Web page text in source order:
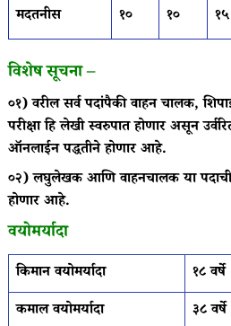
मदतनीस
१० १० १५
विशेष सूचना –
०१)वरील सर्व पदांपैकी वाहन चालक,
परीक्षा हि लेखी स्वरुपात होणार असून
ऑनलाईन पद्धतीने होणार आहे.
०२) लघुलेखक आणि वाहनचालक या पदाची
होणार आहे.
वयोमर्यादा
किमान वयोमर्यादा
१८ वर्षे
कमाल वयोमर्यादा
३८ वर्षे